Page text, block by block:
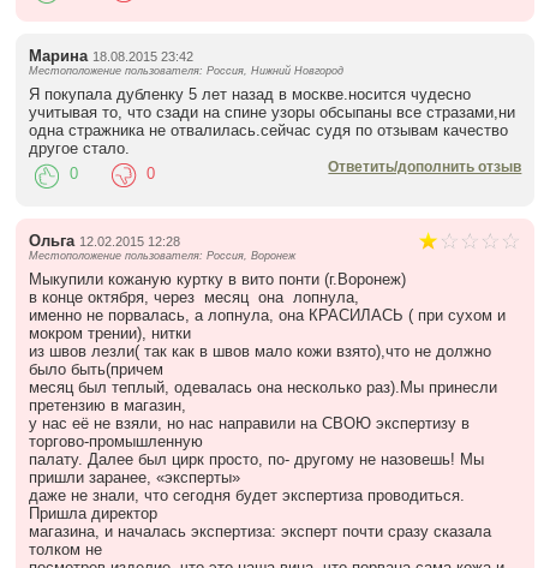
Марина 18.08.2015 23:42
Местоположение пользователя: Россия, Нижний Новгород
Я покупала дубленку 5 лет назад в москве.носится чудесно
учитывая то, что сзади на спине узоры обсыпаны все стразами,ни
одна стражника не отвалилась.сейчас судя по отзывам качество
другое стало.
Ответить/дополнить отзыв
0 0
Ольга 12.02.2015 12:28
Местоположение пользователя: Россия, Воронеж
Мыкупили кожаную куртку в вито понти (г.Воронеж)
в конце октября, через месяц она лопнула,
именно не порвалась, а лопнула, она КРАСИЛАСЬ ( при сухом и
мокром трении), нитки
из швов лезли( так как в швов мало кожи взято),что не должно
было быть(причем
месяц был теплый, одевалась она несколько раз).Мы принесли
претензию в магазин,
у нас её не взяли, но нас направили на СВОЮ экспертизу в
торгово-промышленную
палату. Далее был цирк просто, по- другому не назовешь! Мы
пришли заранее, «эксперты»
даже не знали, что сегодня будет экспертиза проводиться.
Пришла директор
магазина, и началась экспертиза: эксперт почти сразу сказала
толком не